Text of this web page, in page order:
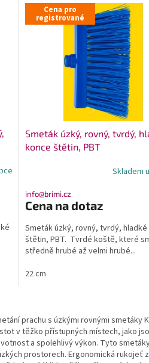
Cena pro
registrované
Smeták úzký, rovný, tvrdý,
konce štětin, PBT
Skladem
info@brimi.cz
Cena na dotaz
Smeták úzký, rovný, tvrdý,
štětin, PBT. Tvrdé koště, které
středně hrubé až velmi hrubé...
22 cm
l
á
d
a
prachu s úzkými rovnými smetáky
v těžko přístupných místech, jako
a spolehlivý výkon. Tyto
prostorech. Ergonomická rukojeť